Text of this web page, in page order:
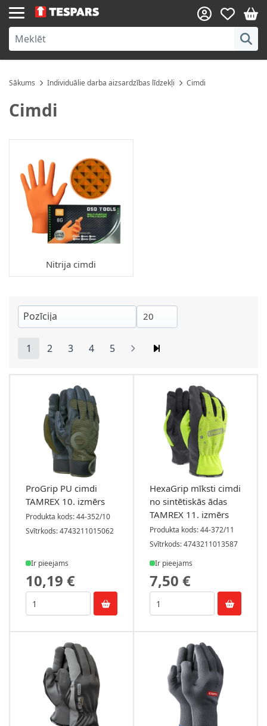
Skip to Content
Sākums Individuālie darba aizsardzības līdzekļi Cimdi
Cimdi
Nitrija cimdi
You're currently reading page
1 Lapa
2 Lapa
3 Lapa
4 Lapa
5
ProGrip PU cimdi
TAMREX 10. izmērs
Produkta kods: 44-352/10
Svītrkods: 4743211015062
Ir pieejams
10,19 €
HexaGrip mīksti cimdi
no sintētiskās ādas
TAMREX 11. izmērs
Produkta kods: 44-372/11
Svītrkods: 4743211013587
Ir pieejams
7,50 €